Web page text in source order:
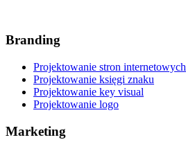
Branding
Projektowanie stron internetowych
Projektowanie księgi znaku
Projektowanie key visual
Projektowanie logo
Marketing